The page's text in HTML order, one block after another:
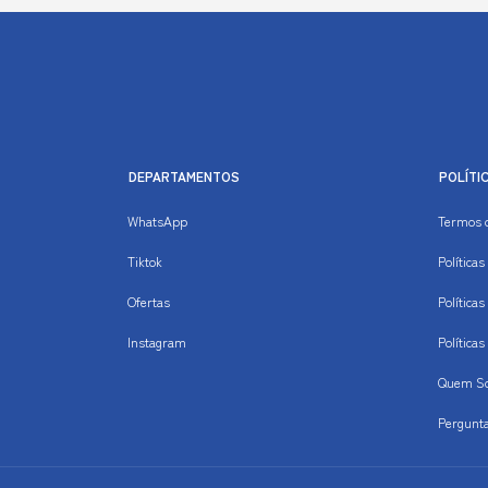
DEPARTAMENTOS
WhatsApp
Tiktok
Ofertas
Instagram
Termos
Quem